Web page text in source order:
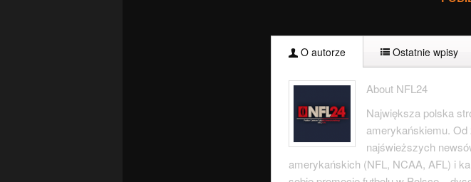
O autorze Ostatnie wpisy
About NFL24
Największa polska
amerykańskiemu.
najświeższych
amerykańskich (NFL, NCAA, AFL) i